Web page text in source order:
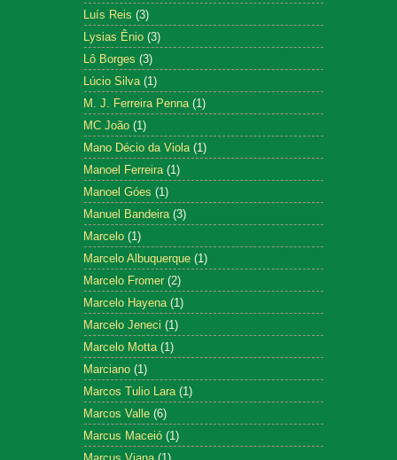
Luís Reis (3)
Lysias Ênio (3)
Lô Borges (3)
Lúcio Silva (1)
M. J. Ferreira Penna (1)
MC João (1)
Mano Décio da Viola (1)
Manoel Ferreira (1)
Manoel Góes (1)
Manuel Bandeira (3)
Marcelo (1)
Marcelo Albuquerque (1)
Marcelo Fromer (2)
Marcelo Hayena (1)
Marcelo Jeneci (1)
Marcelo Motta (1)
Marciano (1)
Marcos Tulio Lara (1)
Marcos Valle (6)
Marcus Maceió (1)